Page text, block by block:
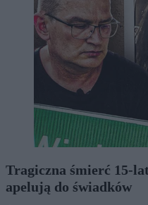
Tragiczna śmierć 15-
apelują do świadków